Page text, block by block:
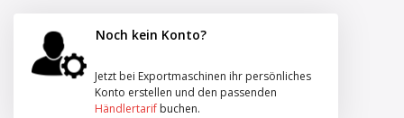
Noch kein Konto?
Jetzt bei Exportmaschinen ihr persönliches
Konto erstellen und den passenden
Händlertarif buchen.